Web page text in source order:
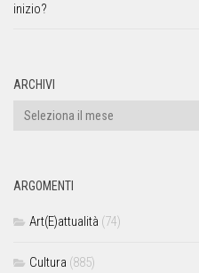
inizio?
ARCHIVI
ARGOMENTI
Art(E)attualità (74)
Cultura (885)